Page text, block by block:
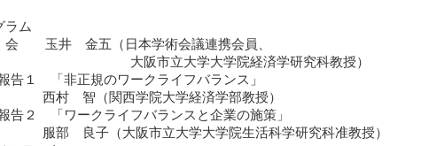
立大学大学院経済学研究科教授）
智（関西学院大学経済学部教授）
良子（大阪市立大学大学院生活科学研究科准教授）